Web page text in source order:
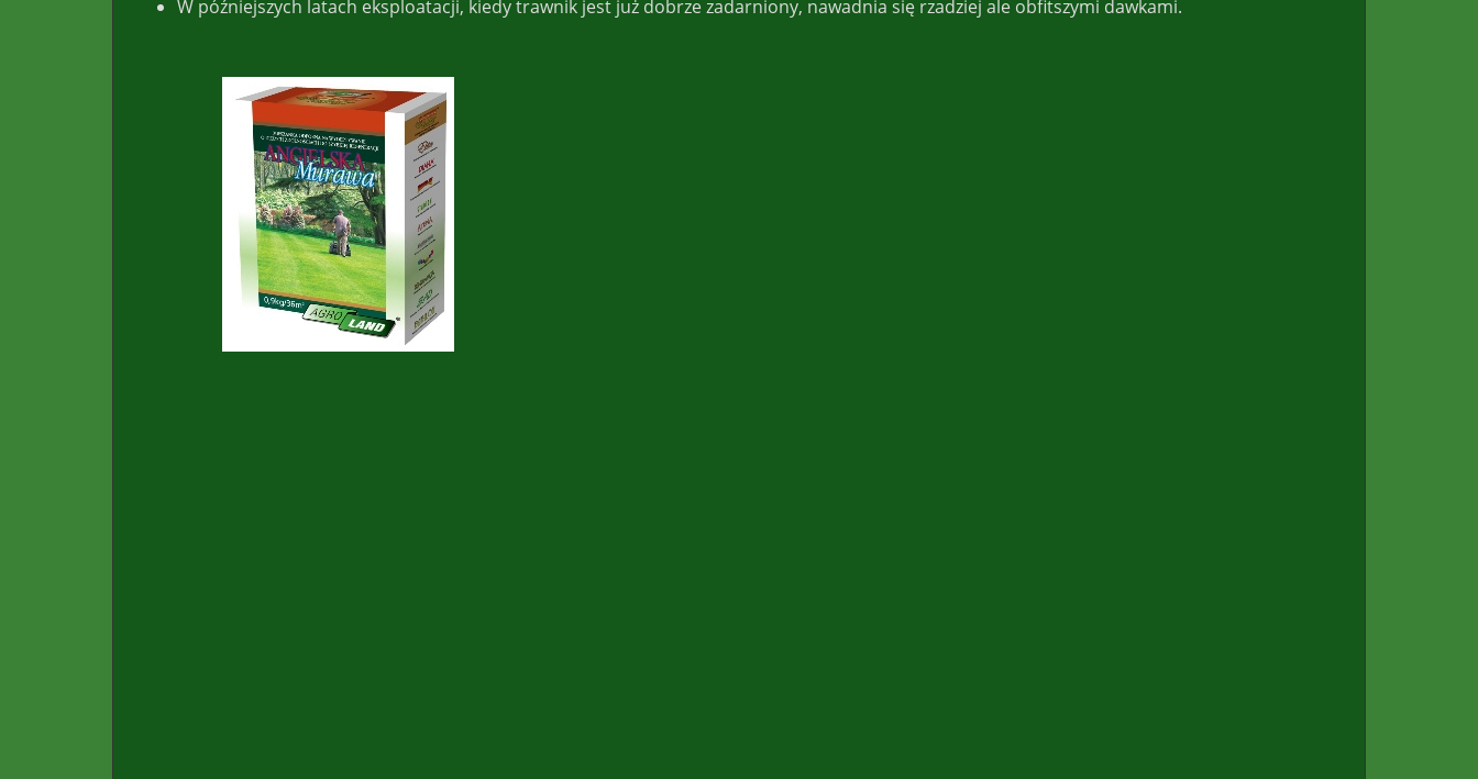
W późniejszych latach eksploatacji, kiedy trawnik jest już dobrze zadarniony, nawadnia się rzadziej ale obfitszymi dawkami.